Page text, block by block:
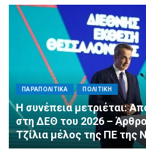
ΠΑΡΑΠΟΛΙΤΙΚΑ ΠΟΛΙΤΙΚΗ
Αλληλεγγύη χωρίς σύνορα:
εμφιαλωμένα νερά για
Μέγαρα από τη ΔΕΕΠ Α’
ΔΗΜ.Τ.Ο.